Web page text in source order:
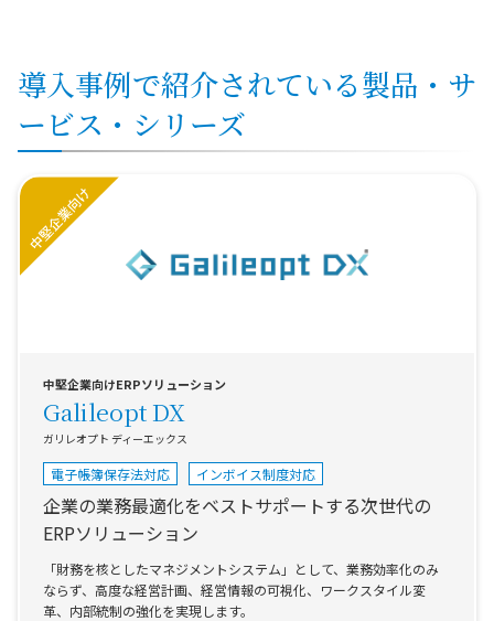
導入事例で紹介されている製品・サ
ービス・シリーズ
中堅企業向けERPソリューション
Galileopt DX
ガリレオプト ディーエックス
電子帳簿保存法対応 インボイス制度対応
企業の業務最適化をベストサポートする次世代の
ERPソリューション
「財務を核としたマネジメントシステム」として、業務効率化のみ
ならず、高度な経営計画、経営情報の可視化、ワークスタイル変
革、内部統制の強化を実現します。